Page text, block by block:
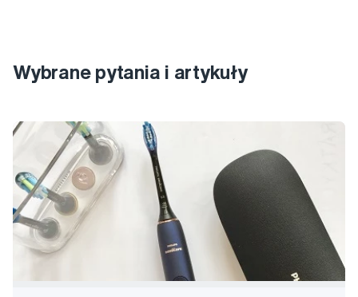
Wybrane pytania i artykuły